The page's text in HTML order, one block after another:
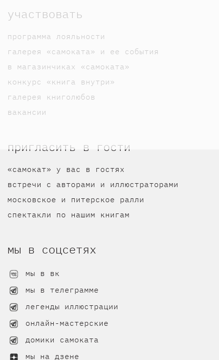
участвовать
программа лояльности
галерея «самоката» и ее события
в магазинчиках «самоката»
конкурс «книга внутри»
галерея книголюбов
вакансии
пригласить в гости
«самокат» у вас в гостях
встречи с авторами и иллюстраторами
московское и питерское ралли
спектакли по нашим книгам
мы в соцсетях
мы в вк
мы в телеграмме
легенды иллюстрации
онлайн-мастерские
домики самоката
мы на дзене